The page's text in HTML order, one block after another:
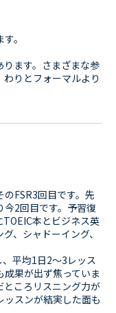
。
ます。さまざまな参
りとフォーマルより
FSR3回目です。先
今2回目です。予習復
本とビジネス英
、シャドーイング、
平均1日2〜3レッス
成果が出ず焦っていま
ところリスニング力が
スンが結実した面も